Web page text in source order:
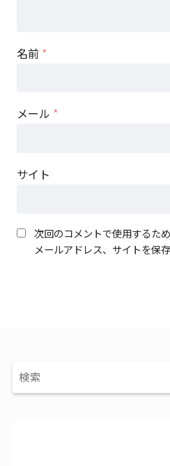
名前 *
メール *
サイト
次回のコメントで使用するた
メールアドレス、サイトを保存